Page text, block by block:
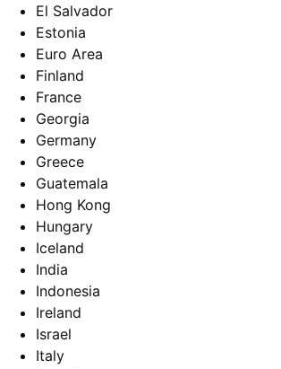
El Salvador
Estonia
Euro Area
Finland
France
Georgia
Germany
Greece
Guatemala
Hong Kong
Hungary
Iceland
India
Indonesia
Ireland
Israel
Italy